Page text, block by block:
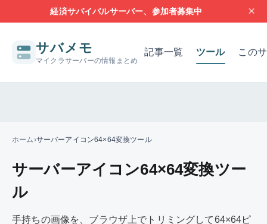
経済サバイバルサーバー、参加者募集中 ×
サバメモ
マイクラサーバーの情報まとめ
記事一覧 ツール この
ホーム›サーバーアイコン64×64変換ツール
サーバーアイコン64×64変換ツー
ル
手持ちの画像を、ブラウザ上でトリミングして64×64ピ